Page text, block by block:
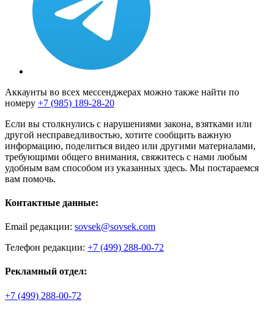
Аккаунты во всех мессенджерах можно также найти по
номеру +7 (985) 189-28-20
Если вы столкнулись с нарушениями закона, взятками или
другой несправедливостью, хотите сообщить важную
информацию, поделиться видео или другими материалами,
требующими общего внимания, свяжитесь с нами любым
удобным вам способом из указанных здесь. Мы постараемся
вам помочь.
Контактные данные:
Email редакции: sovsek@sovsek.com
Телефон редакции: +7 (499) 288-00-72
Рекламный отдел:
+7 (499) 288-00-72